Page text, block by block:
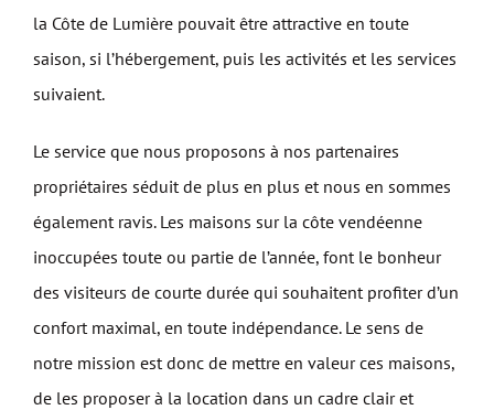
la Côte de Lumière pouvait être attractive en toute
saison, si l’hébergement, puis les activités et les services
suivaient.
Le service que nous proposons à nos partenaires
propriétaires séduit de plus en plus et nous en sommes
également ravis. Les maisons sur la côte vendéenne
inoccupées toute ou partie de l’année, font le bonheur
des visiteurs de courte durée qui souhaitent profiter d’un
confort maximal, en toute indépendance. Le sens de
notre mission est donc de mettre en valeur ces maisons,
de les proposer à la location dans un cadre clair et